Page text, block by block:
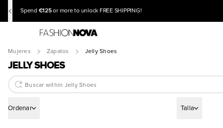
Spend €125 or more to unlock FREE SHIPPING!
Mujeres Zapatos Jelly Shoes
JELLY SHOES
Ordenar Talla